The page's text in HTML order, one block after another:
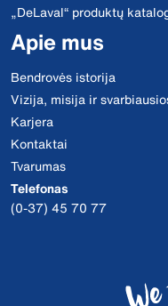
„DeLaval“ produktų
Apie mus
Bendrovės istorija
Vizija, misija ir
Karjera
Kontaktai
Tvarumas
Telefonas
(0-37) 45 70 77